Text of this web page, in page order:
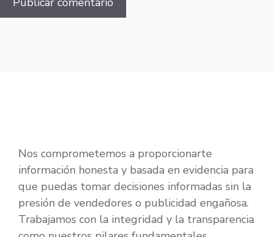
Nos comprometemos a proporcionarte
información honesta y basada en evidencia para
que puedas tomar decisiones informadas sin la
presión de vendedores o publicidad engañosa.
Trabajamos con la integridad y la transparencia